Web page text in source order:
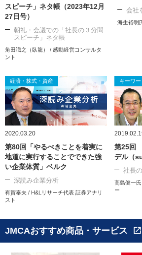
スピーチ」ネタ帳（2023年12月
27日号）
朝礼・会議での「社長の３分間
スピーチ」ネタ帳
角田識之（臥龍） / 感動経営コンサルタ
ント
会社
海生裕明
経済・株式・資産
2020.03.20
第80回「やるべきことを着実に
地道に実行することでできた強
い企業体質」ベルク
深読み企業分析
有賀泰夫 / H&Lリサーチ代表 証券アナリ
スト
キーワー
第25回
デル（
社長
高島健一
ー
JMCAおすすめ商品・サービス open_in_new